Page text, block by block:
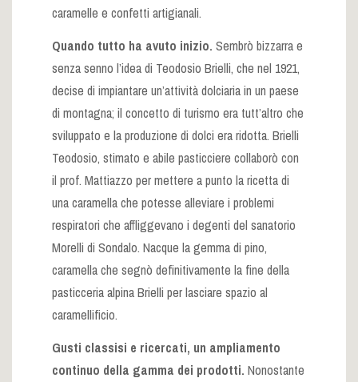
caramelle e confetti artigianali.
Quando tutto ha avuto inizio. Sembrò bizzarra e
senza senno l’idea di Teodosio Brielli, che nel 1921,
decise di impiantare un’attività dolciaria in un paese
di montagna; il concetto di turismo era tutt’altro che
sviluppato e la produzione di dolci era ridotta. Brielli
Teodosio, stimato e abile pasticciere collaborò con
il prof. Mattiazzo per mettere a punto la ricetta di
una caramella che potesse alleviare i problemi
respiratori che affliggevano i degenti del sanatorio
Morelli di Sondalo. Nacque la gemma di pino,
caramella che segnò definitivamente la fine della
pasticceria alpina Brielli per lasciare spazio al
caramellificio.
Gusti classisi e ricercati, un ampliamento
continuo della gamma dei prodotti. Nonostante